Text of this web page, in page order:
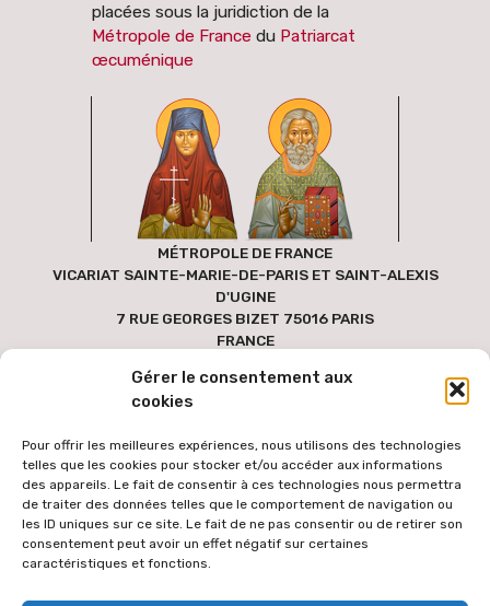
Gérer le consentement aux
cookies
Pour offrir les meilleures expériences, nous utilisons des technologies
telles que les cookies pour stocker et/ou accéder aux informations
des appareils. Le fait de consentir à ces technologies nous permettra
de traiter des données telles que le comportement de navigation ou
les ID uniques sur ce site. Le fait de ne pas consentir ou de retirer son
consentement peut avoir un effet négatif sur certaines
caractéristiques et fonctions.
placées sous la juridiction de la
Métropole de France du Patriarcat
œcuménique
MÉTROPOLE DE FRANCE
VICARIAT SAINTE-MARIE-DE-PARIS ET SAINT-ALEXIS
D'UGINE
7 RUE GEORGES BIZET 75016 PARIS
FRANCE